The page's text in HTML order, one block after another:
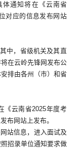
体通知将在《云南省
对应的信息发布网站
中，省级机关及其直
在云岭先锋网发布公
排由各州（市）和省
《云南省2025年度考
布网站上发布。
站信息，进入面试及
招录单位通知要求做